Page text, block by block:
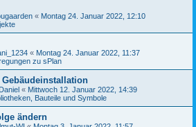
« Montag 24. Januar 2022, 12:10
« Montag 24. Januar 2022, 11:37
zu sPlan
« Mittwoch 12. Januar 2022, 14:39
Bauteile und Symbole
ändern